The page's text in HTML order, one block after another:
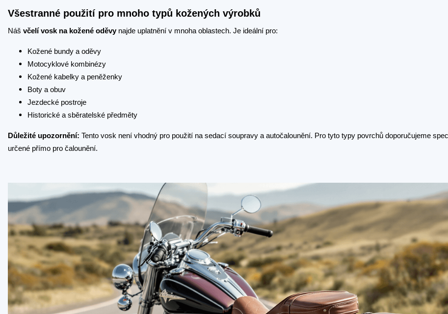
Všestranné použití pro mnoho typů kožených výrobků
Náš včelí vosk na kožené oděvynajde uplatnění v mnoha oblastech. Je ideální pro:
Kožené bundy a oděvy
Motocyklové kombinézy
Kožené kabelky a peněženky
Boty a obuv
Jezdecké postroje
Historické a sběratelské předměty
Důležité upozornění: Tento vosk není vhodný pro použití na sedací soupravy a autočalounění. Pro tyto typy povrchů doporučujeme
určené přímo pro čalounění.